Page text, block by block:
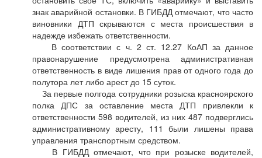
знак аварийной остановки. В ГИБДД отмечают, что часто
виновники ДТП скрываются с места происшествия в
надежде избежать ответственности.
В соответствии с ч. 2 ст. 12.27 КоАП за данное
правонарушение предусмотрена административная
ответственность в виде лишения прав от одного года до
полутора лет либо арест до 15 суток.
За первые полгода сотрудники розыска красноярского
полка ДПС за оставление места ДТП привлекли к
ответственности 598 водителей, из них 487 подверглись
административному аресту, 111 были лишены права
управления транспортным средством.
В ГИБДД отмечают, что при розыске водителей,